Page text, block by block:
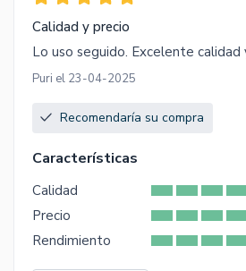
Calidad y precio
Lo uso seguido. Excelente calidad
Puri el 23-04-2025
Recomendaría su compra
Características
Calidad
Precio
Rendimiento